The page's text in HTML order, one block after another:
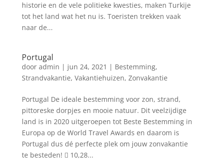
historie en de vele politieke kwesties, maken Turkije
tot het land wat het nu is. Toeristen trekken vaak
naar de...
Portugal
door admin | jun 24, 2021 | Bestemming,
Strandvakantie, Vakantiehuizen, Zonvakantie
Portugal De ideale bestemming voor zon, strand,
pittoreske dorpjes en mooie natuur. Dit veelzijdige
land is in 2020 uitgeroepen tot Beste Bestemming in
Europa op de World Travel Awards en daarom is
Portugal dus dé perfecte plek om jouw zonvakantie
te besteden!  10,28...